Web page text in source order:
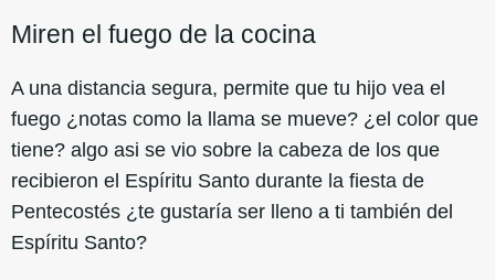
Miren el fuego de la cocina
A una distancia segura, permite que tu hijo vea el
fuego ¿notas como la llama se mueve? ¿el color que
tiene? algo asi se vio sobre la cabeza de los que
recibieron el Espíritu Santo durante la fiesta de
Pentecostés ¿te gustaría ser lleno a ti también del
Espíritu Santo?